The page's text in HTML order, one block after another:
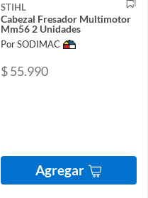
STIHL
Cabezal Fresador Multimotor
Mm56 2 Unidades
Por SODIMAC
$ 55.990
Agregar